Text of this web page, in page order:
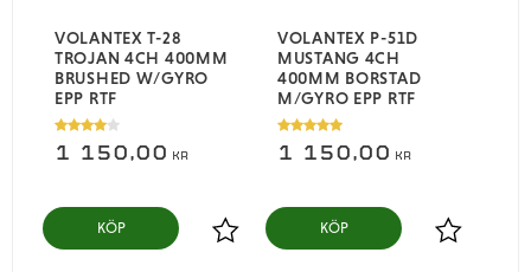
VOLANTEX T-28
TROJAN 4CH 400MM
BRUSHED W/GYRO
EPP RTF
1 150,00 KR
Lägg till i favoriter
KÖP
VOLANTEX P-51D
MUSTANG 4CH
400MM BORSTAD
M/GYRO EPP RTF
1 150,00 KR
Lägg till i
KÖP